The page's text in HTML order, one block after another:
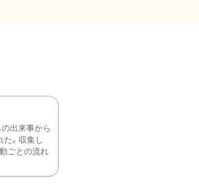
出来事から
。収集し
ごとの流れ